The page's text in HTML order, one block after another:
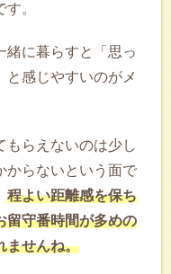
。
緒に暮らすと「思っ
と感じやすいのがメ
もらえないのは少し
からないという面で
程よい距離感を保ち
留守番時間が多めの
ませんね。